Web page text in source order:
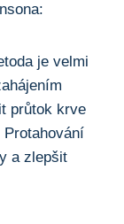
je velmi
průtok ⁣krve⁣
a zlepšit